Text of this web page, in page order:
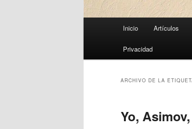
Inicio Artículos
Privacidad
ARCHIVO DE LA
Yo,